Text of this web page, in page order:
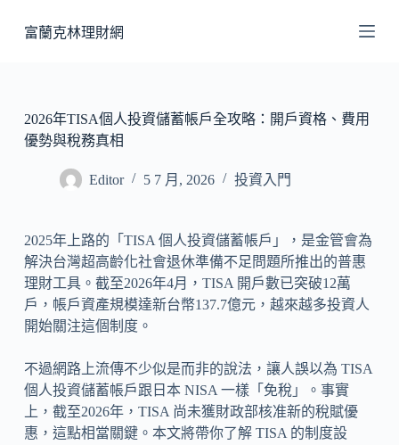
至
容
富蘭克林理財網
2026年TISA個人投資儲蓄帳戶全攻略：開戶資格、費用
優勢與稅務真相
Editor 5 7 月, 2026 投資入門
2025年上路的「TISA 個人投資儲蓄帳戶」，是金管會為
解決台灣超高齡化社會退休準備不足問題所推出的普惠
理財工具。截至2026年4月，TISA 開戶數已突破12萬
戶，帳戶資產規模達新台幣137.7億元，越來越多投資人
開始關注這個制度。
不過網路上流傳不少似是而非的說法，讓人誤以為 TISA
個人投資儲蓄帳戶跟日本 NISA 一樣「免稅」。事實
上，截至2026年，TISA 尚未獲財政部核准新的稅賦優
惠，這點相當關鍵。本文將帶你了解 TISA 的制度設